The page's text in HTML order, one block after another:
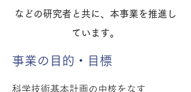
などの研究者と共に、本事業を推進し
ています。
事業の目的・目標
科学技術基本計画の中核をなす